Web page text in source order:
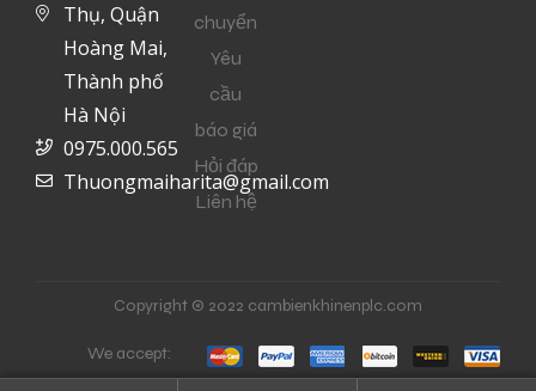
Thụ, Quận
Hoàng Mai,
Thành phố
Hà Nội
0975.000.565
Thuongmaiharita@gmail.com
chuyển
Yêu
cầu
báo giá
Hỏi đáp
Liên hệ
Copyright © 2022 cambienkhinenplc.com
We accept: